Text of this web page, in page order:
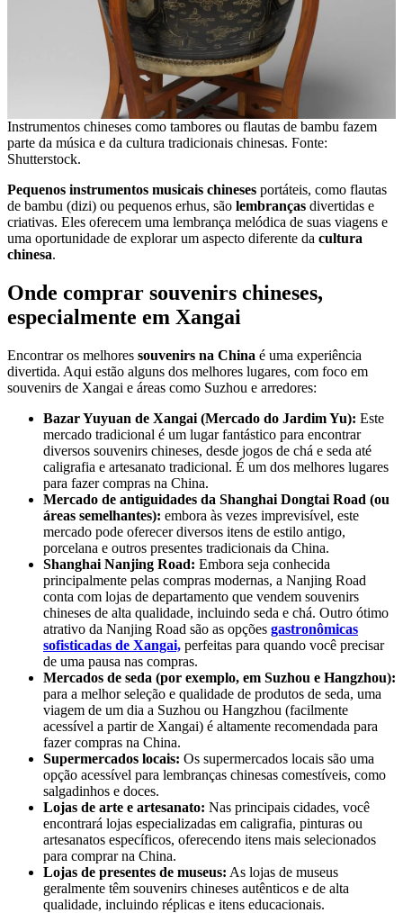
Instrumentos chineses como tambores ou flautas de bambu fazem
parte da música e da cultura tradicionais chinesas. Fonte:
Shutterstock.
Pequenos instrumentos musicais chineses portáteis, como flautas
de bambu (dizi) ou pequenos erhus, são lembranças divertidas e
criativas. Eles oferecem uma lembrança melódica de suas viagens e
uma oportunidade de explorar um aspecto diferente da cultura
chinesa.
Onde comprar souvenirs chineses,
especialmente em Xangai
Encontrar os melhores souvenirs na China é uma experiência
divertida. Aqui estão alguns dos melhores lugares, com foco em
souvenirs de Xangai e áreas como Suzhou e arredores:
Bazar Yuyuan de Xangai (Mercado do Jardim Yu): Este
mercado tradicional é um lugar fantástico para encontrar
diversos souvenirs chineses, desde jogos de chá e seda até
caligrafia e artesanato tradicional. É um dos melhores lugares
para fazer compras na China.
Mercado de antiguidades da Shanghai Dongtai Road (ou
áreas semelhantes): embora às vezes imprevisível, este
mercado pode oferecer diversos itens de estilo antigo,
porcelana e outros presentes tradicionais da China.
Shanghai Nanjing Road: Embora seja conhecida
principalmente pelas compras modernas, a Nanjing Road
conta com lojas de departamento que vendem souvenirs
chineses de alta qualidade, incluindo seda e chá. Outro ótimo
atrativo da Nanjing Road são as opções gastronômicas
sofisticadas de Xangai, perfeitas para quando você precisar
de uma pausa nas compras.
Mercados de seda (por exemplo, em Suzhou e Hangzhou):
para a melhor seleção e qualidade de produtos de seda, uma
viagem de um dia a Suzhou ou Hangzhou (facilmente
acessível a partir de Xangai) é altamente recomendada para
fazer compras na China.
Supermercados locais: Os supermercados locais são uma
opção acessível para lembranças chinesas comestíveis, como
salgadinhos e doces.
Lojas de arte e artesanato: Nas principais cidades, você
encontrará lojas especializadas em caligrafia, pinturas ou
artesanatos específicos, oferecendo itens mais selecionados
para comprar na China.
Lojas de presentes de museus: As lojas de museus
geralmente têm souvenirs chineses autênticos e de alta
qualidade, incluindo réplicas e itens educacionais.